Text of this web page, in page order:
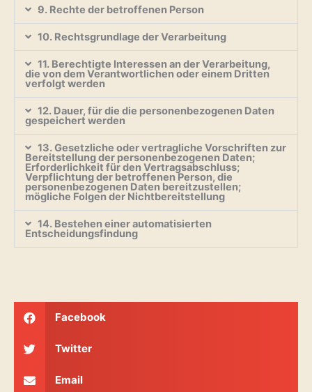
9. Rechte der betroffenen Person
10. Rechtsgrundlage der Verarbeitung
11. Berechtigte Interessen an der Verarbeitung,
die von dem Verantwortlichen oder einem Dritten
verfolgt werden
12. Dauer, für die die personenbezogenen Daten
gespeichert werden
13. Gesetzliche oder vertragliche Vorschriften zur
Bereitstellung der personenbezogenen Daten;
Erforderlichkeit für den Vertragsabschluss;
Verpflichtung der betroffenen Person, die
personenbezogenen Daten bereitzustellen;
mögliche Folgen der Nichtbereitstellung
14. Bestehen einer automatisierten
Entscheidungsfindung
Facebook
Twitter
Email